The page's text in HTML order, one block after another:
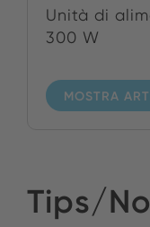
Unità di
300 W
MOSTRA
Tips/